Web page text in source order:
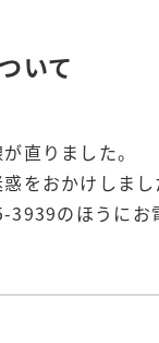
いて
直りました。
をおかけしまし
のほうにお